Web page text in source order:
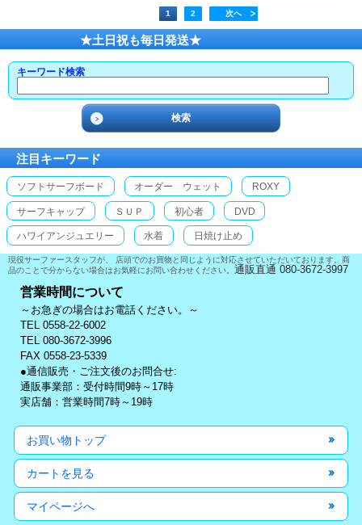
1 2 次へ
★土日祝も毎日発送★
キーワード検索
注目キーワード
ソフトサーフボード オーダー ウェット ROXY
サーフキャップ ＳＵＰ 初心者 DVD
ハワイアンジュエリー 水着 日焼け止め
現役サーファースタッフが、 店頭でのお買物と同じように対応させていただいております。商
品のことで分からない場合はお気軽にお問い合わせください。 通販直通 080-3672-3997
営業時間について
～お急ぎの場合はお電話ください。～
TEL 0558-22-6002
TEL 080-3672-3996
FAX 0558-23-5339
●通信販売・ご注文後のお問合せ:
通販事業部：受付時間9時～17時
実店舗：営業時間7時～19時
お買い物トップ
カートを見る
マイページへ